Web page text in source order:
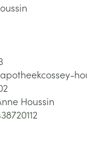
apotheekcossey-
Houssin